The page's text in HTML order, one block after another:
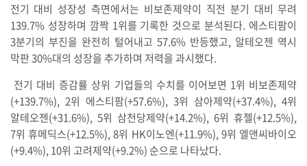
전기 대비 성장성 측면에서는 비보존제약이 직전 분기 대비 무려
139.7% 성장하며 깜짝 1위를 기록한 것으로 분석된다. 에스티팜이
3분기의 부진을 완전히 털어내고 57.6% 반등했고, 알테오젠 역시
막판 30%대의 성장을 추가하며 저력을 과시했다.
전기 대비 증감률 상위 기업들의 수치를 이어보면 1위 비보존제약
(+139.7%), 2위 에스티팜(+57.6%), 3위 삼아제약(+37.4%), 4위
알테오젠(+31.6%), 5위 삼천당제약(+14.2%), 6위 휴젤(+12.5%),
7위 휴메딕스(+12.5%), 8위 HK이노엔(+11.9%), 9위 엘앤씨바이오
(+9.4%), 10위 고려제약(+9.2%) 순으로 나타났다.